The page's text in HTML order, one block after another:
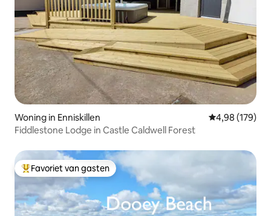
Woning in Enniskillen Gemiddelde
4,98 (179)
Fiddlestone Lodge in Castle Caldwell Forest
Topfavoriet van gasten
Favoriet van gasten